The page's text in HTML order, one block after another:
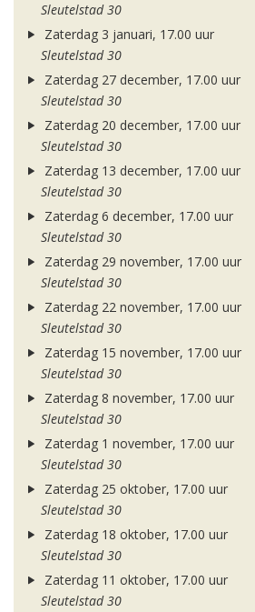
Sleutelstad 30
Zaterdag 3 januari, 17.00 uur
Sleutelstad 30
Zaterdag 27 december, 17.00 uur
Sleutelstad 30
Zaterdag 20 december, 17.00 uur
Sleutelstad 30
Zaterdag 13 december, 17.00 uur
Sleutelstad 30
Zaterdag 6 december, 17.00 uur
Sleutelstad 30
Zaterdag 29 november, 17.00 uur
Sleutelstad 30
Zaterdag 22 november, 17.00 uur
Sleutelstad 30
Zaterdag 15 november, 17.00 uur
Sleutelstad 30
Zaterdag 8 november, 17.00 uur
Sleutelstad 30
Zaterdag 1 november, 17.00 uur
Sleutelstad 30
Zaterdag 25 oktober, 17.00 uur
Sleutelstad 30
Zaterdag 18 oktober, 17.00 uur
Sleutelstad 30
Zaterdag 11 oktober, 17.00 uur
Sleutelstad 30